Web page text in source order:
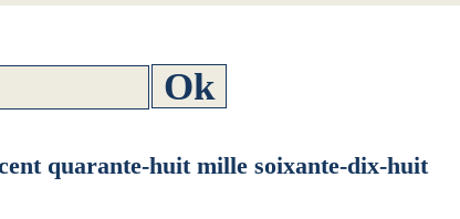
quarante-huit mille soixante-dix-huit